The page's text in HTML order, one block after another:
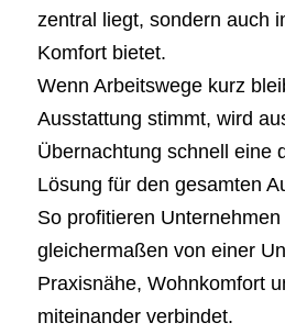
zentral liegt, sondern auch
Komfort bietet.
Wenn Arbeitswege kurz
Ausstattung stimmt, wird
Übernachtung schnell eine
Lösung für den gesamten
So profitieren
gleichermaßen von einer
Praxisnähe, Wohnkomfort
miteinander verbindet.